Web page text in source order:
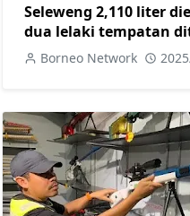
Seleweng 2,110 liter
dua lelaki tempatan
Sibujaya
Borneo Network